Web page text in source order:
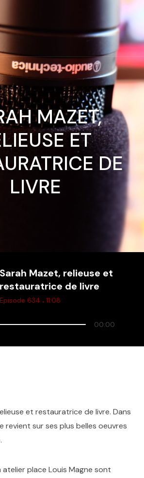
MAZET,
ET
DE
LIVRE
Sarah Mazet, relieuse et
restauratrice de livre
Episode 634 . 11:08
00:00
et restauratrice de livre. Dans
revient sur ses plus belles oeuvres
place Louis Magne sont